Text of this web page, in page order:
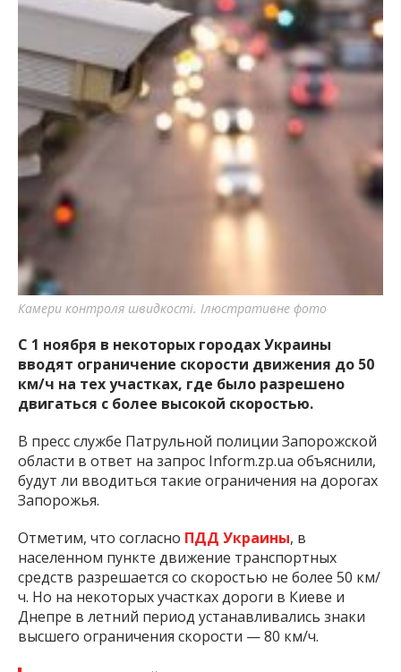
Камери контроля швидкості. Ілюстративне фото
С 1 ноября в некоторых городах Украины
вводят ограничение скорости движения до 50
км/ч на тех участках, где было разрешено
двигаться с более высокой скоростью.
В пресс службе Патрульной полиции Запорожской
области в ответ на запрос Inform.zp.ua объяснили,
будут ли вводиться такие ограничения на дорогах
Запорожья.
Отметим, что согласно ПДД Украины, в
населенном пункте движение транспортных
средств разрешается со скоростью не более 50 км/
ч. Но на некоторых участках дороги в Киеве и
Днепре в летний период устанавливались знаки
высшего ограничения скорости — 80 км/ч.